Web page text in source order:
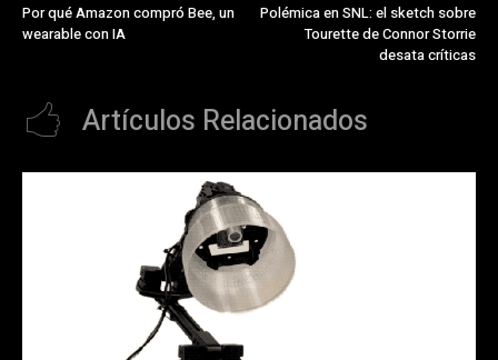
Por qué Amazon compró Bee, un
wearable con IA
Polémica en SNL: el sketch sobre
Tourette de Connor Storrie
desata críticas
Artículos Relacionados